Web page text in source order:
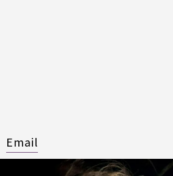
Email